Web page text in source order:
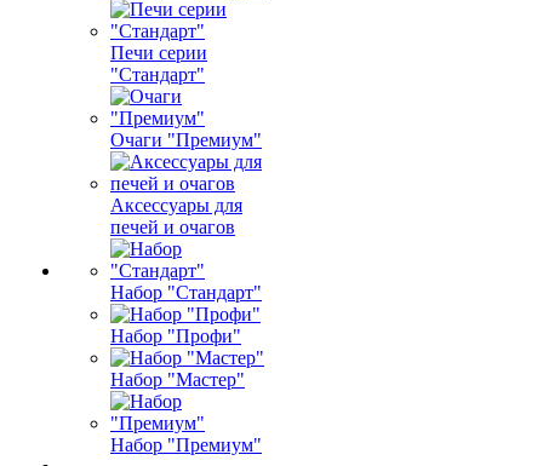
Печи серии
"Стандарт"
Очаги "Премиум"
Аксессуары для
печей и очагов
Набор "Стандарт"
Набор "Профи"
Набор "Мастер"
Набор "Премиум"